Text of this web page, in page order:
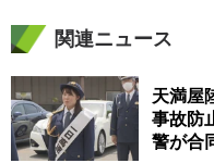
関連ニュース
天満屋
事故防
警が合